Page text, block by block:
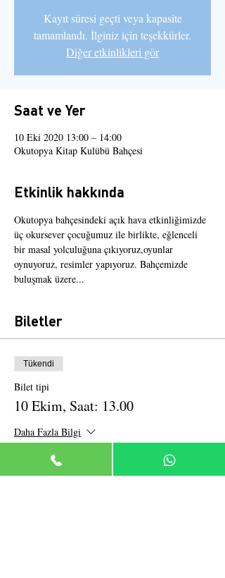
Kayıt süresi geçti veya kapasite
tamamlandı. İlginiz için teşekkürler.
Diğer etkinlikleri gör
Saat ve Yer
10 Eki 2020 13:00 – 14:00
Okutopya Kitap Kulübü Bahçesi
Etkinlik hakkında
Okutopya bahçesindeki açık hava etkinliğimizde
üç okursever çocuğumuz ile birlikte, eğlenceli
bir masal yolculuğuna çıkıyoruz,oyunlar
oynuyoruz, resimler yapıyoruz. Bahçemizde
buluşmak üzere...
Biletler
Tükendi
Bilet tipi
10 Ekim, Saat: 13.00
Daha Fazla Bilgi
₺75,00